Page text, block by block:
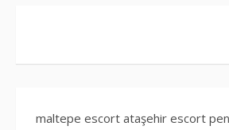
maltepe escort ataşehir escort